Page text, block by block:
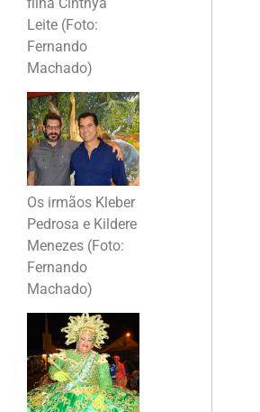
Leite (Foto:
Fernando
Machado)
Os irmãos Kleber
Pedrosa e Kildere
Menezes (Foto:
Fernando
Machado)